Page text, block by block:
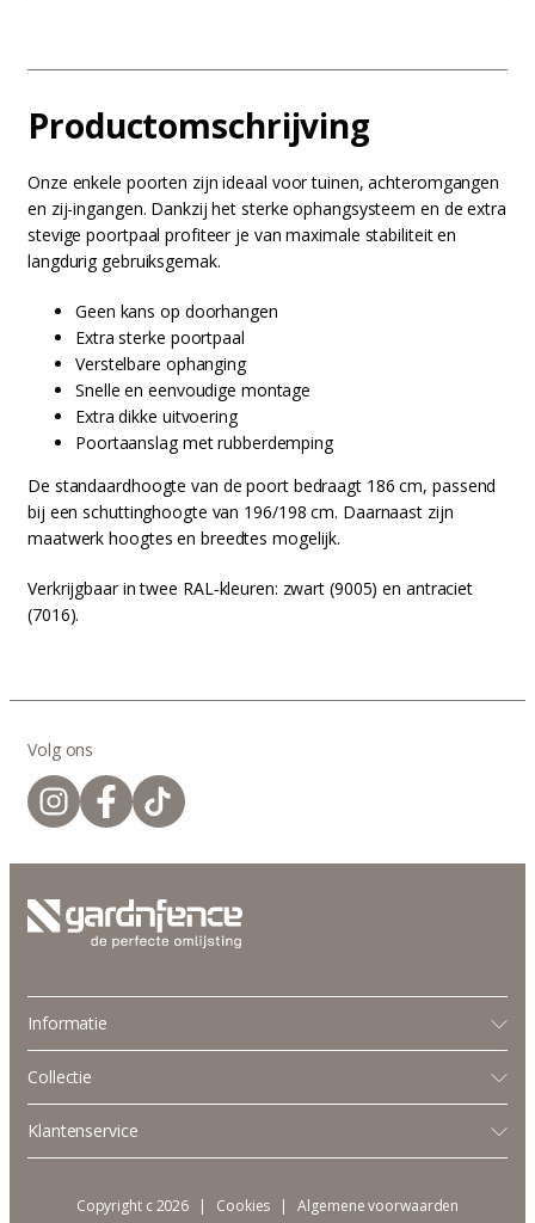
Productomschrijving
Onze enkele poorten zijn ideaal voor tuinen, achteromgangen
en zij-ingangen. Dankzij het sterke ophangsysteem en de extra
stevige poortpaal profiteer je van maximale stabiliteit en
langdurig gebruiksgemak.
Geen kans op doorhangen
Extra sterke poortpaal
Verstelbare ophanging
Snelle en eenvoudige montage
Extra dikke uitvoering
Poortaanslag met rubberdemping
De standaardhoogte van de poort bedraagt 186 cm, passend
bij een schuttinghoogte van 196/198 cm. Daarnaast zijn
maatwerk hoogtes en breedtes mogelijk.
Verkrijgbaar in twee RAL‑kleuren: zwart (9005) en antraciet
(7016).
Volg ons
Informatie
Collectie
Klantenservice
Copyright c 2026 | Cookies Algemene voorwaarden